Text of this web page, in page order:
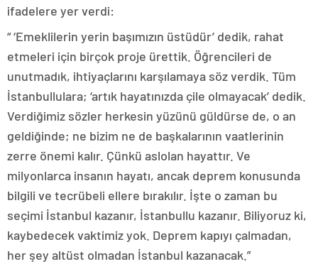
ifadelere yer verdi:
“ ‘Emeklilerin yerin başımızın üstüdür’ dedik, rahat
etmeleri için birçok proje ürettik. Öğrencileri de
unutmadık, ihtiyaçlarını karşılamaya söz verdik. Tüm
İstanbullulara; ‘artık hayatınızda çile olmayacak’ dedik.
Verdiğimiz sözler herkesin yüzünü güldürse de, o an
geldiğinde; ne bizim ne de başkalarının vaatlerinin
zerre önemi kalır. Çünkü aslolan hayattır. Ve
milyonlarca insanın hayatı, ancak deprem konusunda
bilgili ve tecrübeli ellere bırakılır. İşte o zaman bu
seçimi İstanbul kazanır, İstanbullu kazanır. Biliyoruz ki,
kaybedecek vaktimiz yok. Deprem kapıyı çalmadan,
her şey altüst olmadan İstanbul kazanacak.”